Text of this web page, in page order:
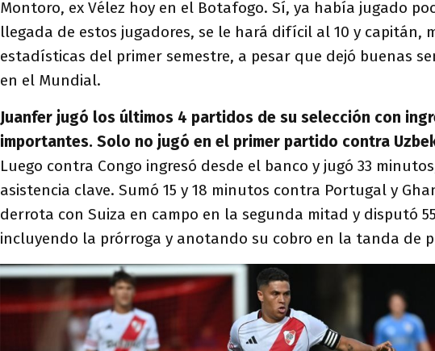
Montoro, ex Vélez hoy en el Botafogo. Sí, ya había jugado
llegada de estos jugadores, se le hará difícil al 10 y capitán,
estadísticas del primer semestre, a pesar que dejó buenas
en el Mundial.
Juanfer jugó los últimos 4 partidos de su selección con
importantes. Solo no jugó en el primer partido contra
Luego contra Congo ingresó desde el banco y jugó 33
asistencia clave. Sumó 15 y 18 minutos contra Portugal y
derrota con Suiza en campo en la segunda mitad y disputó
incluyendo la prórroga y anotando su cobro en la tanda de